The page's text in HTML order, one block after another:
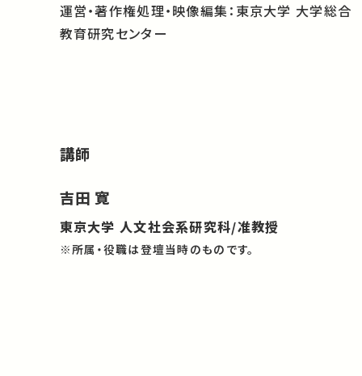
運営・著作権処理・映像編集：東京大学 大学総合
教育研究センター
講師
吉田 寛
東京大学 人文社会系研究科/准教授
※所属・役職は登壇当時のものです。